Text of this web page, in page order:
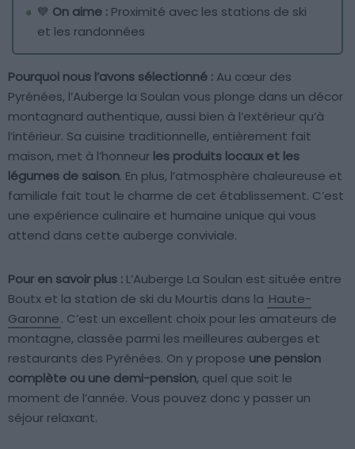
💙 On aime : Proximité avec les stations de ski
et les randonnées
Pourquoi nous l’avons sélectionné : Au cœur des
Pyrénées, l’Auberge la Soulan vous plonge dans un décor
montagnard authentique, aussi bien à l’extérieur qu’à
l’intérieur. Sa cuisine traditionnelle, entièrement fait
maison, met à l’honneur les produits locaux et les
légumes de saison. En plus, l’atmosphère chaleureuse et
familiale fait tout le charme de cet établissement. C’est
une expérience culinaire et humaine unique qui vous
attend dans cette auberge conviviale.
Pour en savoir plus : L’Auberge La Soulan est située entre
Boutx et la station de ski du Mourtis dans la Haute-
Garonne. C’est un excellent choix pour les amateurs de
montagne, classée parmi les meilleures auberges et
restaurants des Pyrénées. On y propose une pension
complète ou une demi-pension, quel que soit le
moment de l’année. Vous pouvez donc y passer un
séjour relaxant.